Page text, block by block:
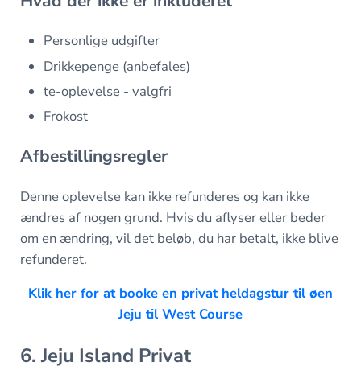
Personlige udgifter
Drikkepenge (anbefales)
te-oplevelse - valgfri
Frokost
Afbestillingsregler
Denne oplevelse kan ikke refunderes og kan ikke
ændres af nogen grund. Hvis du aflyser eller beder
om en ændring, vil det beløb, du har betalt, ikke blive
refunderet.
Klik her for at booke en privat heldagstur til øen
Jeju til West Course
6. Jeju Island Privat